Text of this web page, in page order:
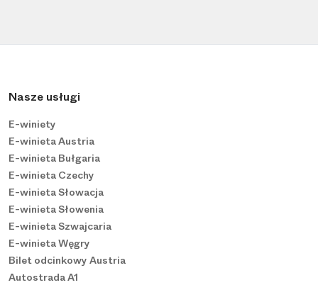
Nasze usługi
E-winiety
E-winieta Austria
E-winieta Bułgaria
E-winieta Czechy
E-winieta Słowacja
E-winieta Słowenia
E-winieta Szwajcaria
E-winieta Węgry
Bilet odcinkowy Austria
Autostrada A1